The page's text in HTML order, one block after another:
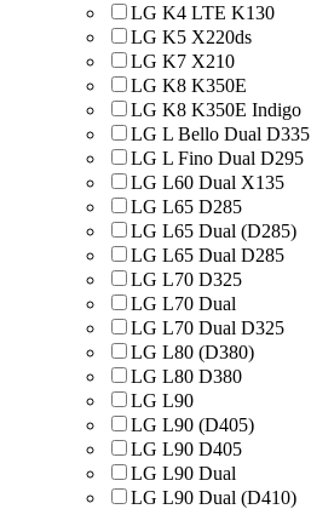
LG K4 LTE K130
LG K5 X220ds
LG K7 X210
LG K8 K350E
LG K8 K350E Indigo
LG L Bello Dual D335
LG L Fino Dual D295
LG L60 Dual X135
LG L65 D285
LG L65 Dual (D285)
LG L65 Dual D285
LG L70 D325
LG L70 Dual
LG L70 Dual D325
LG L80 (D380)
LG L80 D380
LG L90
LG L90 (D405)
LG L90 D405
LG L90 Dual
LG L90 Dual (D410)